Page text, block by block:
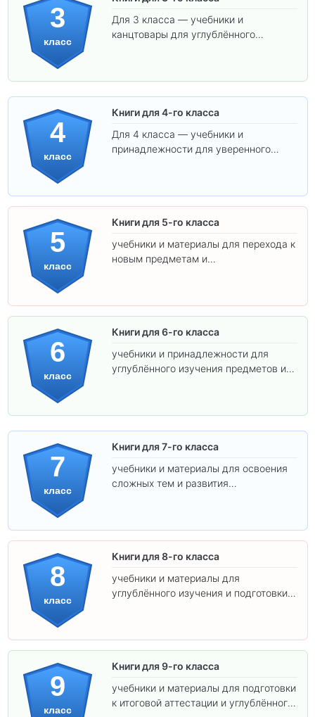
3
класс
Для 3 класса — учебники и
канцтовары для углублённого
4
класс
Книги для 4-го класса
Для 4 класса — учебники и
принадлежности для уверенного
5
класс
Книги для 5-го класса
учебники и материалы для перехода к
новым предметам и
6
класс
Книги для 6-го класса
учебники и принадлежности для
углублённого изучения предметов и
7
класс
Книги для 7-го класса
учебники и материалы для освоения
сложных тем и развития
8
класс
Книги для 8-го класса
учебники и материалы для
углублённого изучения и подготовки к
9
класс
Книги для 9-го класса
учебники и материалы для подготовки
к итоговой аттестации и углублённого